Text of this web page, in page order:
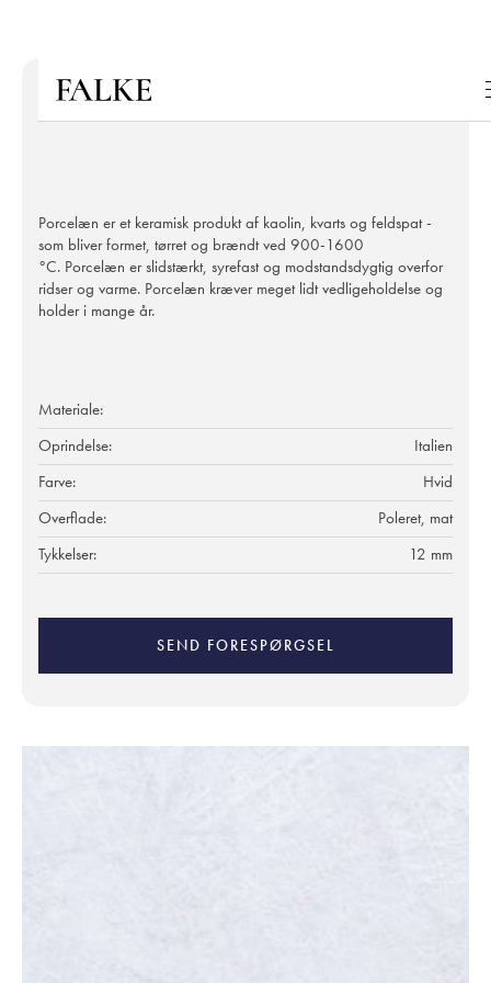
Porcelæn er et keramisk produkt af kaolin, kvarts og feldspat -
som bliver formet, tørret og brændt ved 900-1600
°C. Porcelæn er slidstærkt, syrefast og modstandsdygtig overfor
ridser og varme. Porcelæn kræver meget lidt vedligeholdelse og
holder i mange år.
Materiale:
Oprindelse:
Italien
Farve:
Hvid
Overflade:
Poleret, mat
Tykkelser:
12 mm
SEND FORESPØRGSEL